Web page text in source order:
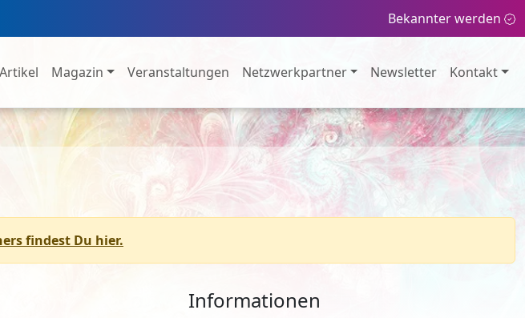
Bekannter werden
Artikel Magazin Veranstaltungen Netzwerkpartner Newsletter Kontakt
findest Du hier.
Informationen